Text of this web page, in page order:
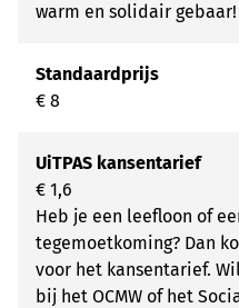
warm en solidair gebaar!
Standaardprijs
€ 8
UiTPAS kansentarief
€ 1,6
Heb je een leefloon of
tegemoetkoming? Dan
voor het kansentarief.
bij het OCMW of het